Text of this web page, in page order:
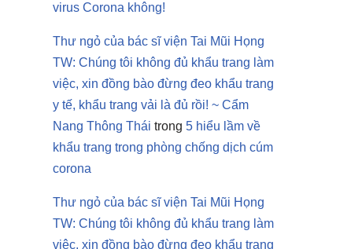
virus Corona không!
Thư ngỏ của bác sĩ viện Tai Mũi Họng
TW: Chúng tôi không đủ khẩu trang làm
việc, xin đồng bào đừng đeo khẩu trang
y tế, khẩu trang vải là đủ rồi! ~ Cẩm
Nang Thông Thái trong 5 hiểu lầm về
khẩu trang trong phòng chống dịch cúm
corona
Thư ngỏ của bác sĩ viện Tai Mũi Họng
TW: Chúng tôi không đủ khẩu trang làm
việc, xin đồng bào đừng đeo khẩu trang